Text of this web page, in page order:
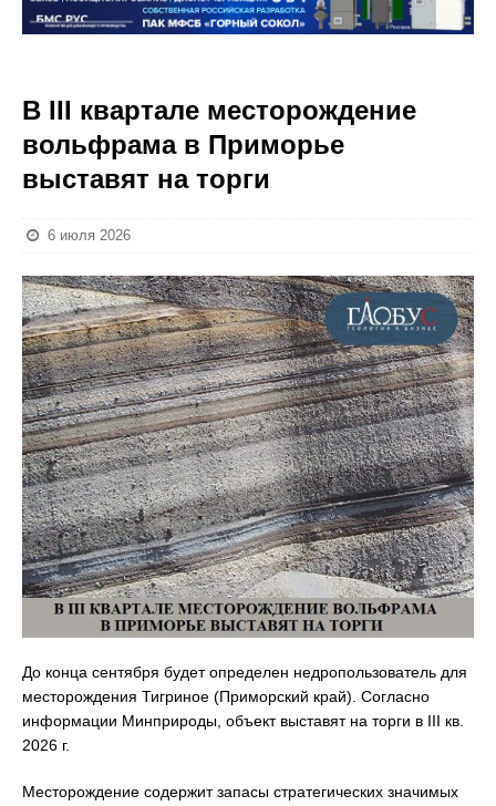
В III квартале месторождение
вольфрама в Приморье
выставят на торги
6 июля 2026
До конца сентября будет определен недропользователь для
месторождения Тигриное (Приморский край). Согласно
информации Минприроды, объект выставят на торги в III кв.
2026 г.
Месторождение содержит запасы стратегических значимых